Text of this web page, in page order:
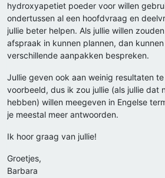
hydroxyapetiet poeder voor willen
ondertussen al een hoofdvraag en
jullie beter helpen. Als jullie willen
afspraak in kunnen plannen, dan
verschillende aanpakken bespreken.
Jullie geven ook aan weinig resultaten
voorbeeld, dus ik zou jullie (als jullie dat
hebben) willen meegeven in Engelse
je meestal meer antwoorden.
Ik hoor graag van jullie!
Groetjes,
Barbara